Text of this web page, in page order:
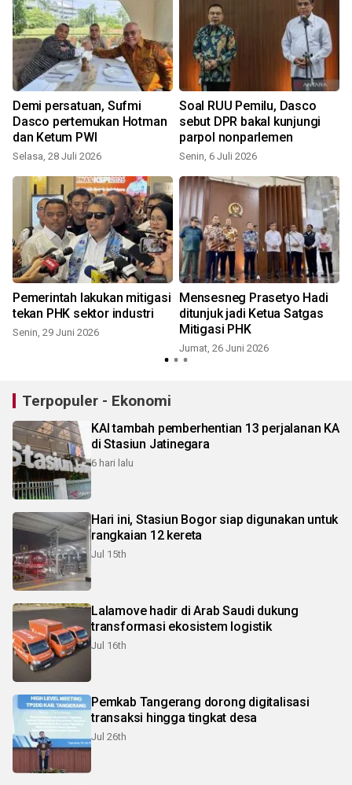
Demi persatuan, Sufmi
Dasco pertemukan Hotman
dan Ketum PWI
Selasa, 28 Juli 2026
Soal RUU Pemilu, Dasco
sebut DPR bakal kunjungi
parpol nonparlemen
Senin, 6 Juli 2026
Pemerintah lakukan mitigasi
tekan PHK sektor industri
Senin, 29 Juni 2026
Mensesneg Prasetyo Hadi
ditunjuk jadi Ketua Satgas
Mitigasi PHK
Jumat, 26 Juni 2026
Terpopuler - Ekonomi
KAI tambah pemberhentian 13 perjalanan KA
di Stasiun Jatinegara
6 hari lalu
Hari ini, Stasiun Bogor siap digunakan untuk
rangkaian 12 kereta
Jul 15th
Lalamove hadir di Arab Saudi dukung
transformasi ekosistem logistik
Jul 16th
Pemkab Tangerang dorong digitalisasi
transaksi hingga tingkat desa
Jul 26th